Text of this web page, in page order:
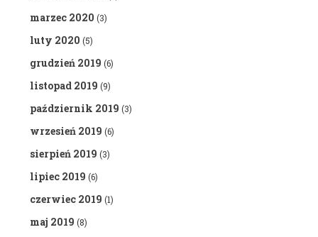
marzec 2020 (3)
luty 2020 (5)
grudzień 2019 (6)
listopad 2019 (9)
październik 2019 (3)
wrzesień 2019 (6)
sierpień 2019 (3)
lipiec 2019 (6)
czerwiec 2019 (1)
maj 2019 (8)